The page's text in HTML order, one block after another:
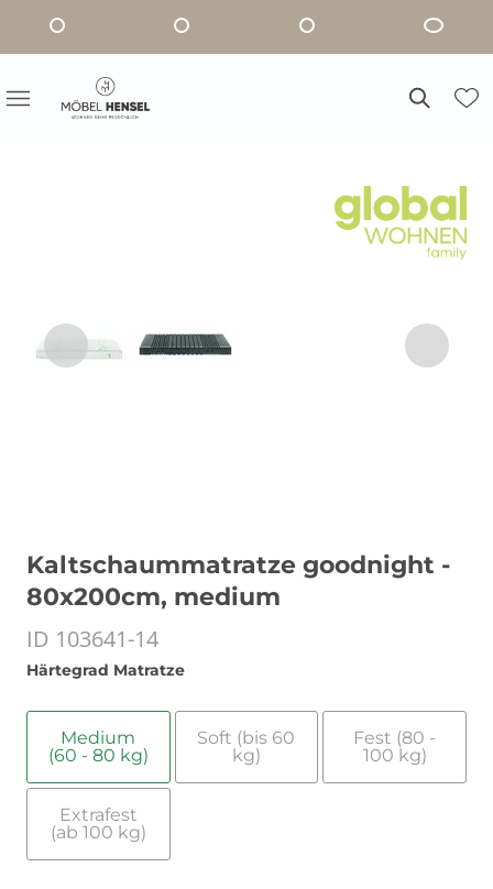
Kaltschaummatratze goodnight -
80x200cm, medium
ID 103641-14
Härtegrad Matratze
Medium
(60 - 80 kg)
Soft (bis 60
kg)
Fest (80 -
100 kg)
Extrafest
(ab 100 kg)